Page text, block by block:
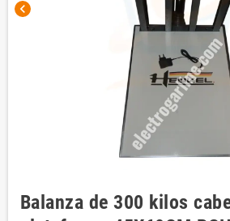
chevron_left
Balanza de 300 kilos